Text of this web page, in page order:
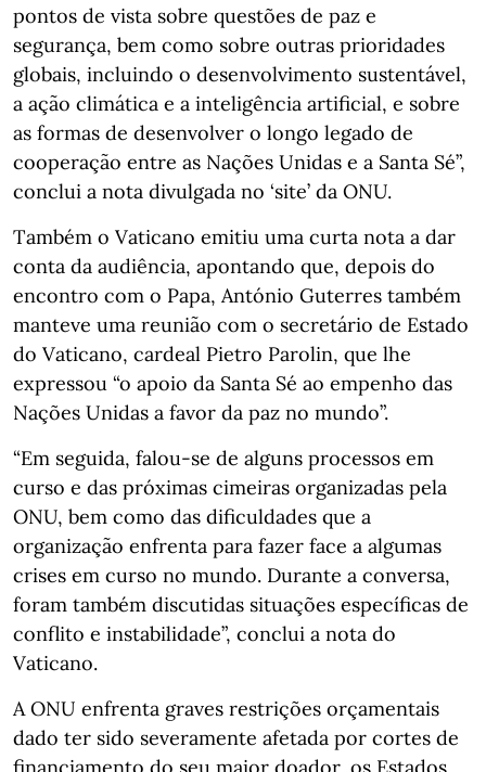
pontos de vista sobre questões de paz e
segurança, bem como sobre outras prioridades
globais, incluindo o desenvolvimento sustentável,
a ação climática e a inteligência artificial, e sobre
as formas de desenvolver o longo legado de
cooperação entre as Nações Unidas e a Santa Sé”,
conclui a nota divulgada no ‘site’ da ONU.
Também o Vaticano emitiu uma curta nota a dar
conta da audiência, apontando que, depois do
encontro com o Papa, António Guterres também
manteve uma reunião com o secretário de Estado
do Vaticano, cardeal Pietro Parolin, que lhe
expressou “o apoio da Santa Sé ao empenho das
Nações Unidas a favor da paz no mundo”.
“Em seguida, falou-se de alguns processos em
curso e das próximas cimeiras organizadas pela
ONU, bem como das dificuldades que a
organização enfrenta para fazer face a algumas
crises em curso no mundo. Durante a conversa,
foram também discutidas situações específicas de
conflito e instabilidade”, conclui a nota do
Vaticano.
A ONU enfrenta graves restrições orçamentais
dado ter sido severamente afetada por cortes de
financiamento do seu maior doador, os Estados